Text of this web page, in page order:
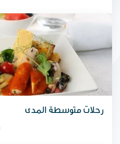
رحلات متوسطة المدى